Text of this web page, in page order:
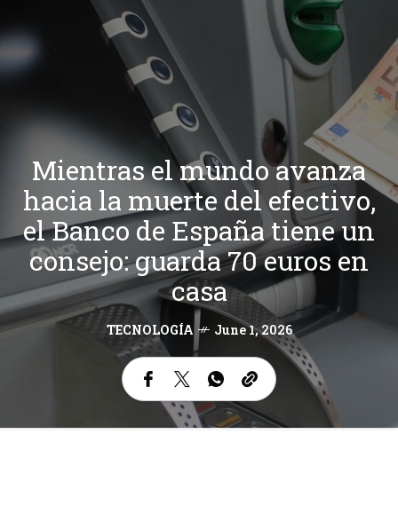
Mientras el mundo avanza
hacia la muerte del efectivo,
el Banco de España tiene un
consejo: guarda 70 euros en
casa
TECNOLOGÍA June 1, 2026